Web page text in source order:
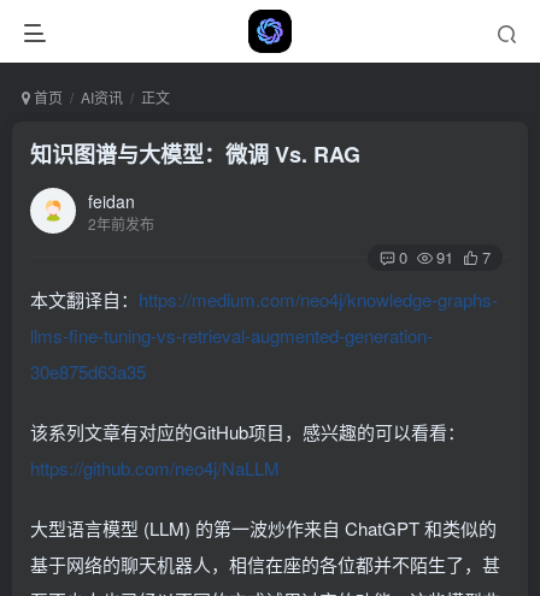
首页 AI资讯 正文
知识图谱与大模型：微调 Vs. RAG
feidan
2年前发布
0 91 7
本文翻译自： https://medium.com/neo4j/knowledge-graphs-
llms-fine-tuning-vs-retrieval-augmented-generation-
30e875d63a35
该系列文章有对应的GitHub项目，感兴趣的可以看看：
https://github.com/neo4j/NaLLM
大型语言模型 (LLM) 的第一波炒作来自 ChatGPT 和类似的
基于网络的聊天机器人，相信在座的各位都并不陌生了，甚